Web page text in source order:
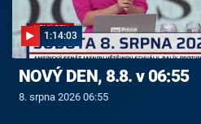
1:14:03
NOVÝ DEN, 8.8. v 06:55
8. srpna 2026 06:55